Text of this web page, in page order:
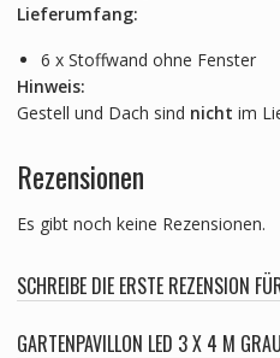
Lieferumfang:
6 x Stoffwand ohne Fenster
Hinweis:
Gestell und Dach sind nicht im
Rezensionen
Es gibt noch keine Rezensionen.
SCHREIBE DIE ERSTE REZENSION
GARTENPAVILLON LED 3 X 4 M